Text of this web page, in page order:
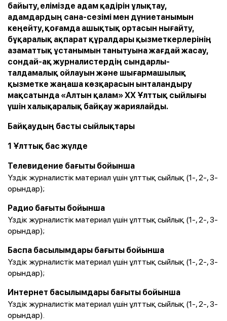
байыту, елімізде адам қадірін ұлықтау,
адамдардың сана-сезімі мен дүниетанымын
кеңейту, қоғамда ашықтық ортасын нығайту,
бұқаралық ақпарат құралдары қызметкерлерінің
азаматтық ұстанымын танытуына жағдай жасау,
сондай-ақ журналистердің сындарлы-
талдамалық ойлауын және шығармашылық
қызметке жаңаша көзқарасын ынталандыру
мақсатында «Алтын қалам» ХХ Ұлттық сыйлығы
үшін халықаралық байқау жариялайды.
Байқаудың басты сыйлықтары
1 Ұлттық бас жүлде
Телевидение бағыты бойынша
Үздік журналистік материал үшін ұлттық сыйлық (1-, 2-, 3-
орындар);
Радио бағыты бойынша
Үздік журналистік материал үшін ұлттық сыйлық (1-, 2-, 3-
орындар);
Баспа басылымдары бағыты бойынша
Үздік журналистік материал үшін ұлттық сыйлық (1-, 2-, 3-
орындар);
Интернет басылымдары бағыты бойынша
Үздік журналистік материал үшін ұлттық сыйлық (1-, 2-, 3-
орындар).